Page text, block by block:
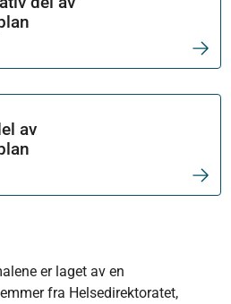
av
er laget av en
fra Helsedirektoratet,